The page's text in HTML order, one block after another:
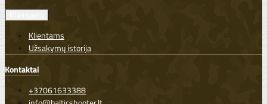
Klientams
Užsakymų istorija
Kontaktai
+37061633388